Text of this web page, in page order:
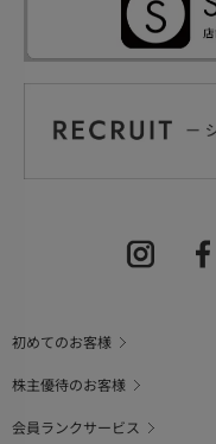
初めてのお客様
株主優待のお客様
会員ランクサービス